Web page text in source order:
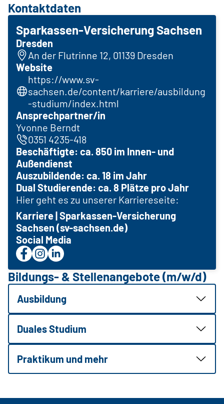
Kontaktdaten
Sparkassen-Versicherung Sachsen
Dresden
An der Flutrinne 12, 01139 Dresden
Website
https://www.sv-
sachsen.de/content/karriere/ausbildung
-studium/index.html
Ansprechpartner/in
Yvonne Berndt
0351 4235-418
Beschäftigte: ca. 850 im Innen- und
Außendienst
Auszubildende: ca. 18 im Jahr
Dual Studierende: ca. 8 Plätze pro Jahr
Hier geht es zu unserer Karriereseite:
Karriere | Sparkassen-Versicherung
Sachsen (sv-sachsen.de)
Social Media
Bildungs- & Stellenangebote (m/w/d)
Ausbildung
Duales Studium
Praktikum und mehr